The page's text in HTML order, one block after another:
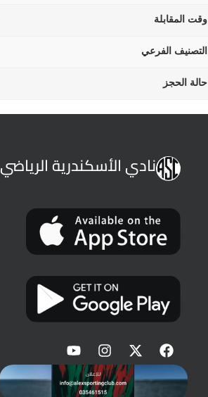
وقت المقابلة
التصنيف الفرعي
حالة الحجز
نادي الأسكندرية الرياضي